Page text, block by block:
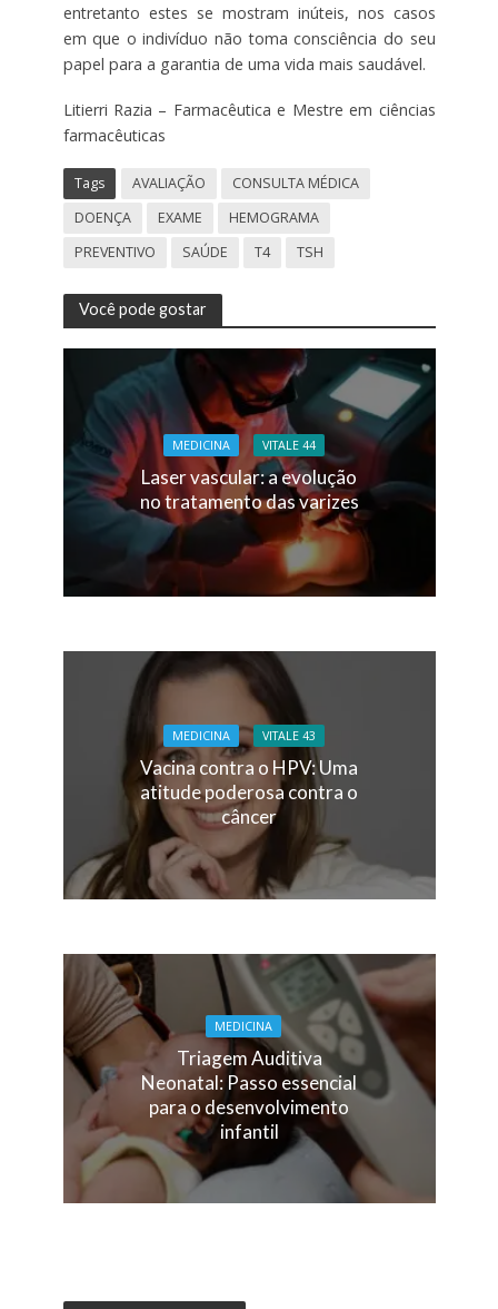
entretanto estes se mostram inúteis, nos casos
em que o indivíduo não toma consciência do seu
papel para a garantia de uma vida mais saudável.
Litierri Razia – Farmacêutica e Mestre em ciências
farmacêuticas
Tags AVALIAÇÃO
CONSULTA MÉDICA
DOENÇA
EXAME
HEMOGRAMA
PREVENTIVO
SAÚDE T4 TSH
Você pode gostar
MEDICINA VITALE 44
Laser vascular: a evolução
no tratamento das varizes
MEDICINA VITALE 43
Vacina contra o HPV: Uma
atitude poderosa contra o
câncer
MEDICINA
Triagem Auditiva
Neonatal: Passo essencial
para o desenvolvimento
infantil